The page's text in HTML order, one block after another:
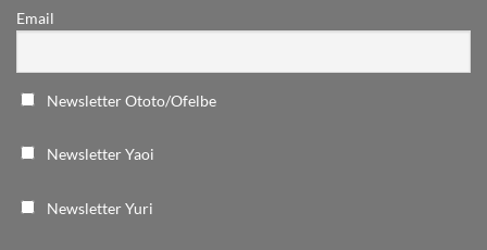
Email
Newsletter Ototo/Ofelbe
Newsletter Yaoi
Newsletter Yuri